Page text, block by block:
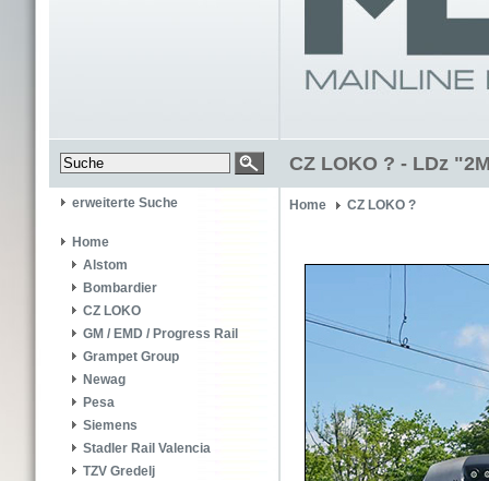
CZ LOKO ? - LDz
erweiterte Suche
Home
Alstom
Bombardier
CZ LOKO
GM / EMD / Progress Rail
Grampet Group
Newag
Pesa
Siemens
Stadler Rail Valencia
TZV Gredelj
Home CZ LOKO ?